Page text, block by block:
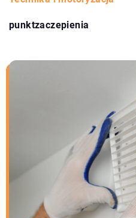
punktzaczepienia